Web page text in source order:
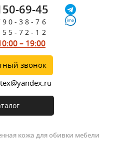
69-45
38-76
72-12
– 19:00
звонок
кожа для обивки мебели